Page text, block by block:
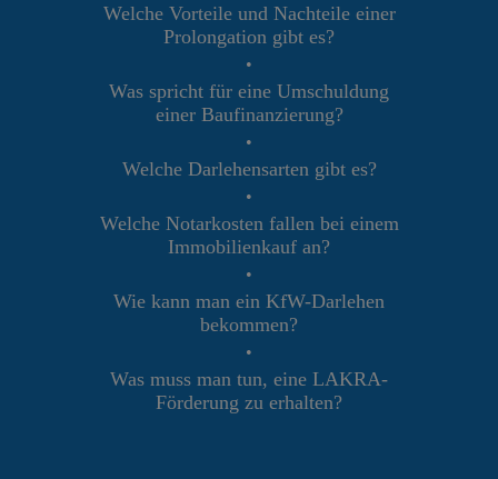
Welche Vorteile und Nachteile einer
Prolongation gibt es?
•
Was spricht für eine Umschuldung
einer Baufinanzierung?
•
Welche Darlehensarten gibt es?
•
Welche Notarkosten fallen bei einem
Immobilienkauf an?
•
Wie kann man ein KfW-Darlehen
bekommen?
•
Was muss man tun, eine LAKRA-
Förderung zu erhalten?